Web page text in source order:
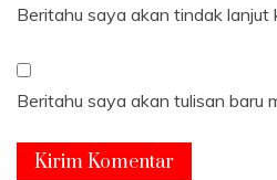
Beritahu saya akan tindak lanjut
Beritahu saya akan tulisan baru